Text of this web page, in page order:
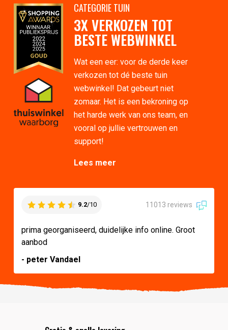
CATEGORIE TUIN
3X VERKOZEN TOT
BESTE WEBWINKEL
Wat een eer: voor de derde keer
verkozen tot dé beste tuin
webwinkel! Dat gebeurt niet
zomaar. Het is een bekroning op
het harde werk van ons team, en
vooral op jullie vertrouwen en
support!
Lees meer
9.2/10 11013 reviews
prima georganiseerd, duidelijke info online. Groot
aanbod
- peter Vandael